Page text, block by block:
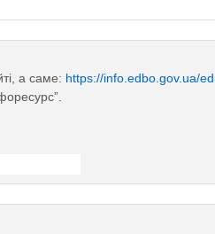
а саме: https://info.edbo.gov.ua/